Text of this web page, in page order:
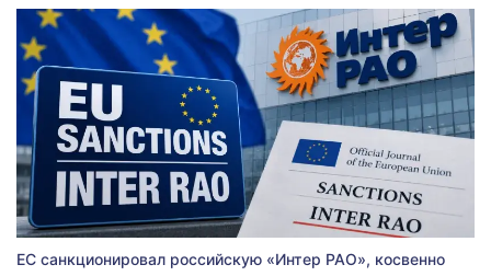
ЕС санкционировал российскую «Интер РАО», косвенно